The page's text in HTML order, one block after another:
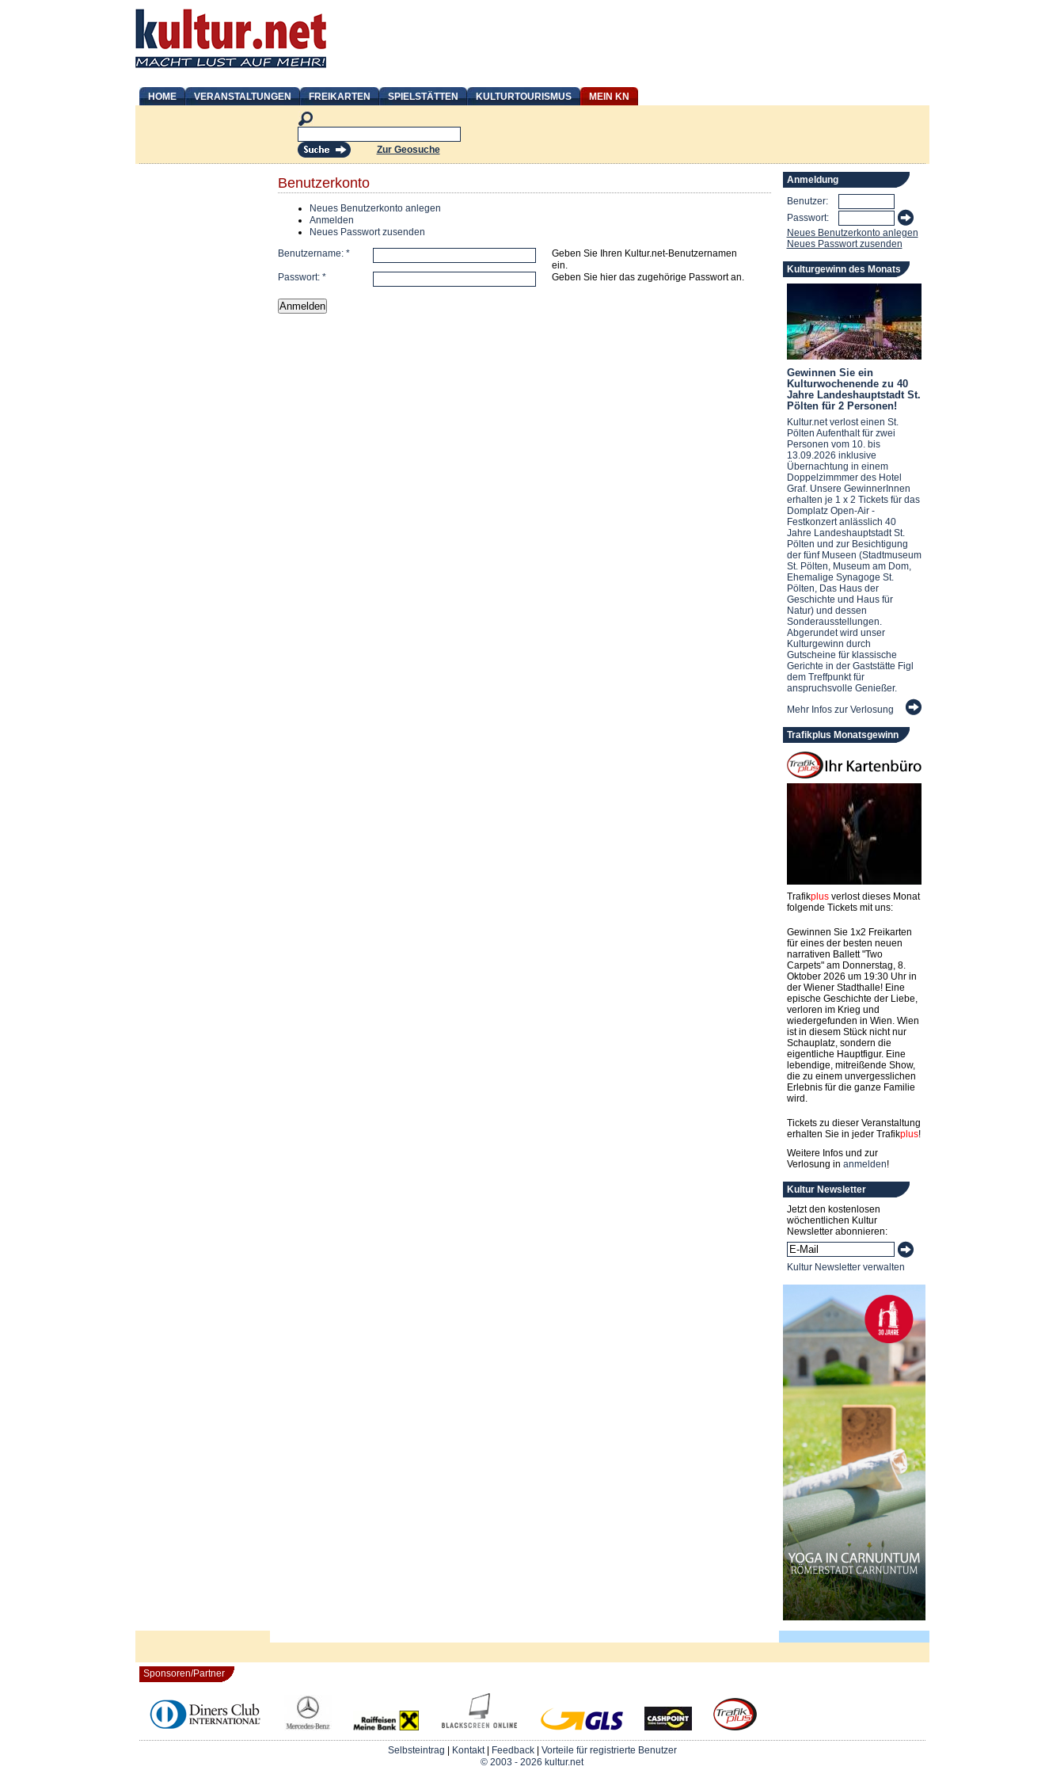
HOME VERANSTALTUNGEN FREIKARTEN SPIELSTÄTTEN KULTURTOURISMUS MEIN KN
Zur Geosuche
Benutzerkonto
Neues Benutzerkonto anlegen
Anmelden
Neues Passwort zusenden
Benutzername: *
Geben Sie Ihren Kultur.net-Benutzernamen
ein.
Passwort: * Geben Sie hier das zugehörige Passwort an.
Anmeldung
Benutzer:
Passwort:
Neues Benutzerkonto anlegen
Neues Passwort zusenden
Kulturgewinn des Monats
Gewinnen Sie ein
Kulturwochenende zu 40
Jahre Landeshauptstadt St.
Pölten für 2 Personen!
Kultur.net verlost einen St.
Pölten Aufenthalt für zwei
Personen vom 10. bis
13.09.2026 inklusive
Übernachtung in einem
Doppelzimmmer des Hotel
Graf. Unsere GewinnerInnen
erhalten je 1 x 2 Tickets für das
Domplatz Open-Air -
Festkonzert anlässlich 40
Jahre Landeshauptstadt St.
Pölten und zur Besichtigung
der fünf Museen (Stadtmuseum
St. Pölten, Museum am Dom,
Ehemalige Synagoge St.
Pölten, Das Haus der
Geschichte und Haus für
Natur) und dessen
Sonderausstellungen.
Abgerundet wird unser
Kulturgewinn durch
Gutscheine für klassische
Gerichte in der Gaststätte Figl
dem Treffpunkt für
anspruchsvolle Genießer.
Mehr Infos zur Verlosung
Trafikplus Monatsgewinn
Trafikplusverlost dieses Monat
folgende Tickets mit uns:
Gewinnen Sie 1x2 Freikarten
für eines der besten neuen
narrativen Ballett "Two
Carpets" am Donnerstag, 8.
Oktober 2026 um 19:30 Uhr in
der Wiener Stadthalle! Eine
epische Geschichte der Liebe,
verloren im Krieg und
wiedergefunden in Wien. Wien
ist in diesem Stück nicht nur
Schauplatz, sondern die
eigentliche Hauptfigur. Eine
lebendige, mitreißende Show,
die zu einem unvergesslichen
Erlebnis für die ganze Familie
wird.
Tickets zu dieser Veranstaltung
erhalten Sie in jeder Trafikplus!
Weitere Infos und zur
Verlosung in anmelden!
Kultur Newsletter
Jetzt den kostenlosen
wöchentlichen Kultur
Newsletter abonnieren:
Kultur Newsletter verwalten
Sponsoren/Partner
Selbsteintrag Kontakt| Feedback| Vorteile für registrierte Benutzer
© 2003 - 2026 kultur.net